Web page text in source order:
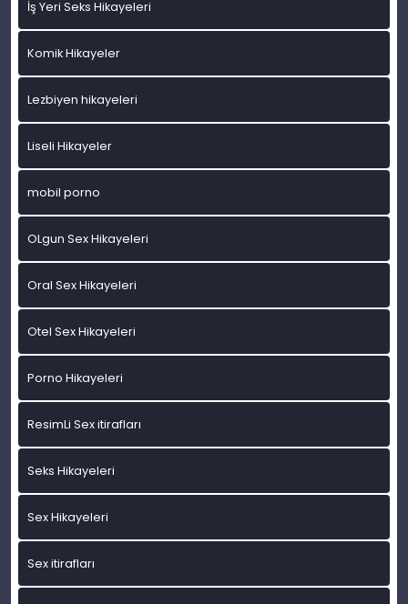
İş Yeri Seks Hikayeleri
Komik Hikayeler
Lezbiyen hikayeleri
Liseli Hikayeler
mobil porno
OLgun Sex Hikayeleri
Oral Sex Hikayeleri
Otel Sex Hikayeleri
Porno Hikayeleri
ResimLi Sex itirafları
Seks Hikayeleri
Sex Hikayeleri
Sex itirafları